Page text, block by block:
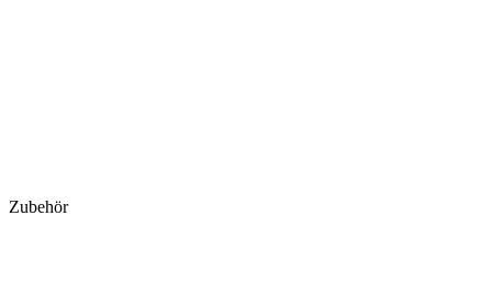
Zubehör